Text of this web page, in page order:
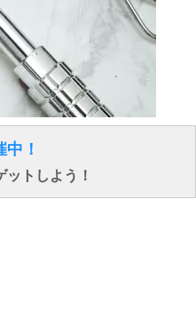
！
トしよう！